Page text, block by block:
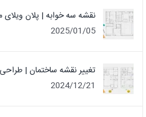
نقشه سه خوابه | پلان ویلای
2025/01/05
تغییر نقشه ساختمان |
2024/12/21